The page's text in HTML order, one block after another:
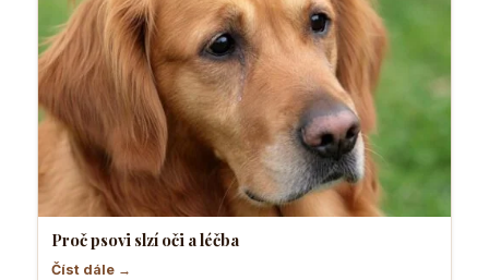
Proč psovi slzí oči a léčba
Číst dále →